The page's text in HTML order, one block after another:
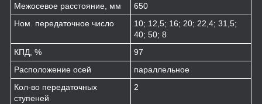
Межосевое расстояние, мм
650
Ном. передаточное число
10; 12,5; 16; 20; 22,4; 31,5;
40; 50; 8
КПД, %
97
Расположение осей
параллельное
Кол-во передаточных
ступеней
2